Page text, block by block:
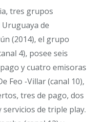
tres grupos
de
(2014), el grupo
4), posee seis
y cuatro emisoras
Feo -Villar (canal 10),
tres de pago, dos
de triple play.